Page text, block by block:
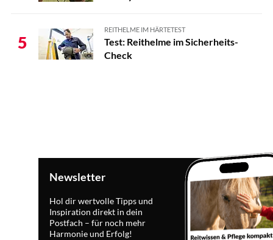
5
REITHELME IM HÄRTETEST
Test: Reithelme im Sicherheits-
Check
Newsletter
Hol dir wertvolle Tipps und
Inspiration direkt in dein
Postfach – für noch mehr
Harmonie und Erfolg!